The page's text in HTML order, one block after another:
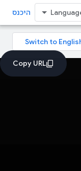
היכנס